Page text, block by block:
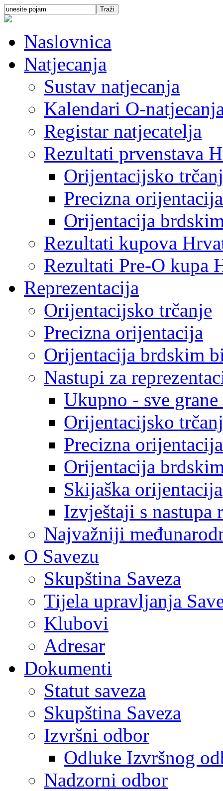
Naslovnica
Natjecanja
Sustav natjecanja
Kalendari O-
Registar natjecatelja
Rezultati prvenstava
Orijentacijsko
Precizna orijentacija
Orijentacija
Rezultati kupova
Rezultati Pre-O kupa
Reprezentacija
Orijentacijsko trčanje
Precizna orijentacija
Orijentacija brdskim
Nastupi za
Ukupno - sve
Orijentacijsko
Precizna orijentacija
Orijentacija
Skijaška orijentacija
Izvještaji s nastupa
Najvažniji
O Savezu
Skupština Saveza
Tijela upravljanja
Klubovi
Adresar
Dokumenti
Statut saveza
Skupština Saveza
Izvršni odbor
Odluke Izvršnog
Nadzorni odbor